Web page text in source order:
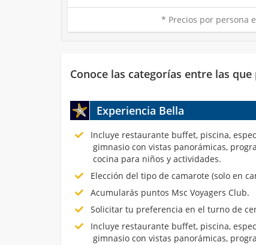
* Precios por persona
Conoce las categorías entre las
Experiencia Bella
Incluye restaurante buffet, piscina,
gimnasio con vistas panorámicas,
cocina para niños y actividades.
Elección del tipo de camarote (solo en
Acumularás puntos Msc Voyagers Club.
Solicitar tu preferencia en el turno de
Incluye restaurante buffet, piscina,
gimnasio con vistas panorámicas,